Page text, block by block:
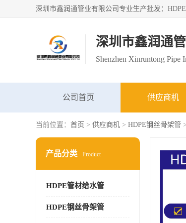
深圳市鑫润通
Shenzhen Xinruntong Pipe
公司首页 供应商机
当前位置： 首页 > 供应商机 > HDPE钢丝骨架管
产品分类 Product
HDPE管材给水管
HDPE钢丝骨架管